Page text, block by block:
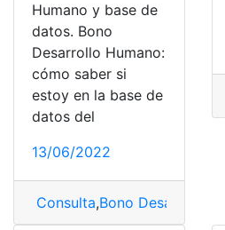
Humano y base de
datos. Bono
Desarrollo Humano:
cómo saber si
estoy en la base de
datos del
13/06/2022
Consulta,Bono Desarrollo